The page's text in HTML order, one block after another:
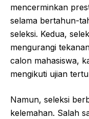
mencerminkan
selama bertahun-
seleksi. Kedua,
mengurangi
calon mahasiswa,
mengikuti ujian
Namun, seleksi
kelemahan. Salah